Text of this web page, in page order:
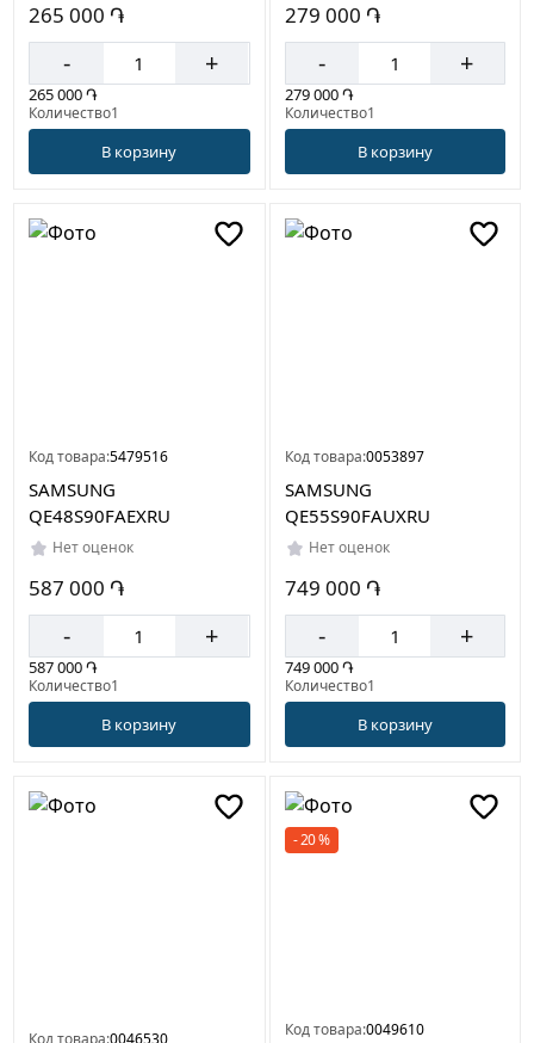
265 000 ֏
- +
265 000 ֏
Количество1
В корзину
279 000 ֏
- +
279 000 ֏
Количество1
В корзину
Код товара:5479516
SAMSUNG
QE48S90FAEXRU
Нет оценок
587 000 ֏
- +
587 000 ֏
Количество1
В корзину
Код товара:0053897
SAMSUNG
QE55S90FAUXRU
Нет оценок
749 000 ֏
- +
749 000 ֏
Количество1
В корзину
Код товара:0046530
- 20 %
Код товара:0049610